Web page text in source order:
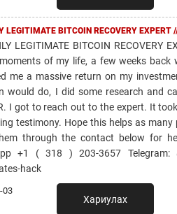
LEGITIMATE BITCOIN RECOVERY EXPERT
LEGITIMATE BITCOIN RECOVERY
of my life, a few weeks
me a massive return on my
would do, I did some research and
I got to reach out to the expert. It
testimony. Hope this helps as
through the contact below for
+1 ( 318 ) 203-3657 Telegram:
hack
03
Хариулах